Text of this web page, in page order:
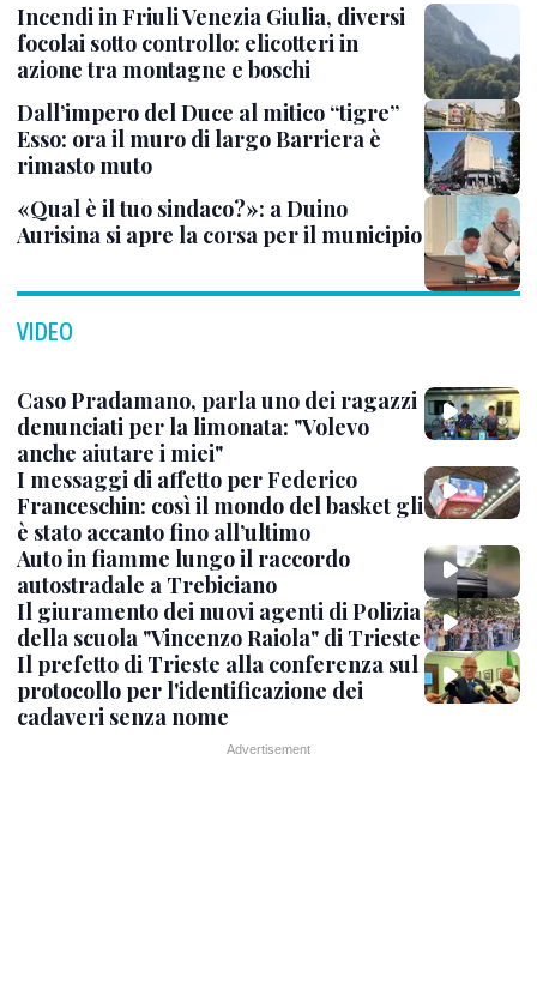
Incendi in Friuli Venezia Giulia, diversi
focolai sotto controllo: elicotteri in
azione tra montagne e boschi
Dall’impero del Duce al mitico “tigre”
Esso: ora il muro di largo Barriera è
rimasto muto
«Qual è il tuo sindaco?»: a Duino
Aurisina si apre la corsa per il municipio
VIDEO
Caso Pradamano, parla uno dei ragazzi
denunciati per la limonata: "Volevo
anche aiutare i miei"
I messaggi di affetto per Federico
Franceschin: così il mondo del basket gli
è stato accanto fino all’ultimo
Auto in fiamme lungo il raccordo
autostradale a Trebiciano
Il giuramento dei nuovi agenti di Polizia
della scuola "Vincenzo Raiola" di Trieste
Il prefetto di Trieste alla conferenza sul
protocollo per l'identificazione dei
cadaveri senza nome